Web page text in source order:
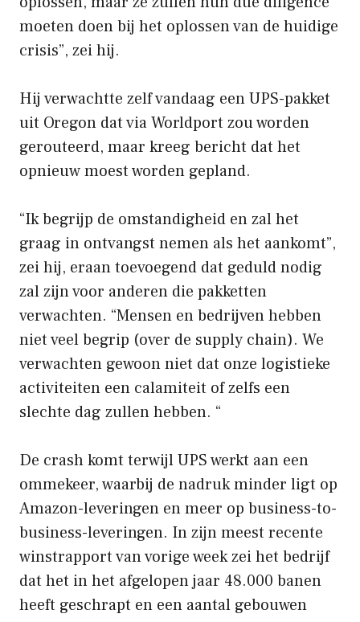
moeten doen bij het oplossen van de huidige
crisis”, zei hij.
Hij verwachtte zelf vandaag een UPS-pakket
uit Oregon dat via Worldport zou worden
gerouteerd, maar kreeg bericht dat het
opnieuw moest worden gepland.
“Ik begrijp de omstandigheid en zal het
graag in ontvangst nemen als het aankomt”,
zei hij, eraan toevoegend dat geduld nodig
zal zijn voor anderen die pakketten
verwachten. “Mensen en bedrijven hebben
niet veel begrip (over de supply chain). We
verwachten gewoon niet dat onze logistieke
activiteiten een calamiteit of zelfs een
slechte dag zullen hebben. “
De crash komt terwijl UPS werkt aan een
ommekeer, waarbij de nadruk minder ligt op
Amazon-leveringen en meer op business-to-
business-leveringen. In zijn meest recente
winstrapport van vorige week zei het bedrijf
dat het in het afgelopen jaar 48.000 banen
heeft geschrapt en een aantal gebouwen